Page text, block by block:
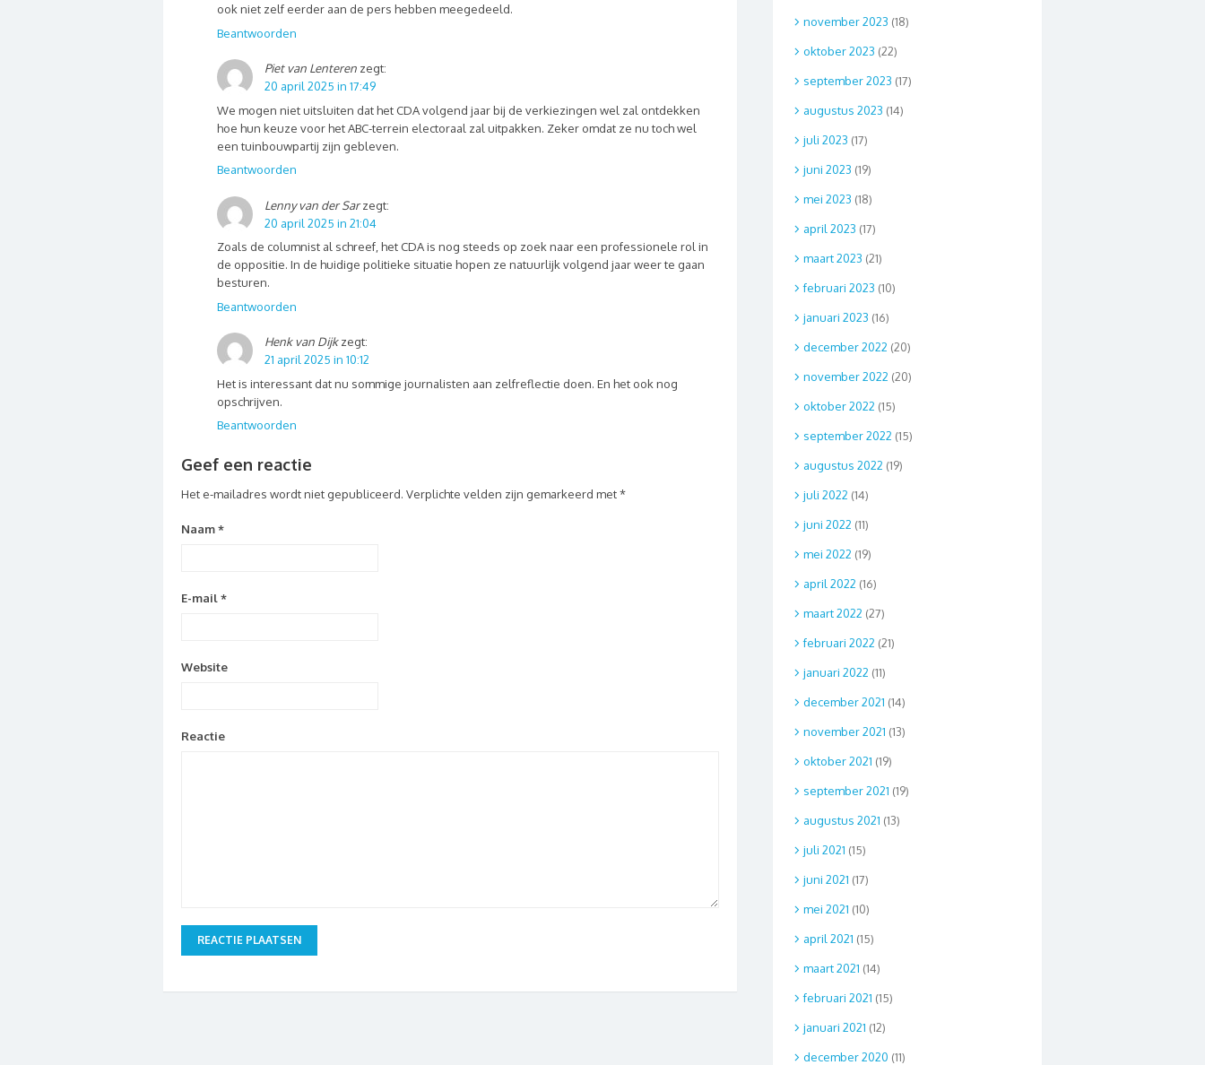
ook niet zelf eerder aan de pers hebben meegedeeld.
Beantwoorden
Piet van Lenteren zegt:
20 april 2025 in 17:49
We mogen niet uitsluiten dat het CDA volgend jaar bij de verkiezingen wel zal ontdekken
hoe hun keuze voor het ABC-terrein electoraal zal uitpakken. Zeker omdat ze nu toch wel
een tuinbouwpartij zijn gebleven.
Beantwoorden
Lenny van der Sar zegt:
20 april 2025 in 21:04
Zoals de columnist al schreef, het CDA is nog steeds op zoek naar een professionele rol in
de oppositie. In de huidige politieke situatie hopen ze natuurlijk volgend jaar weer te gaan
besturen.
Beantwoorden
Henk van Dijk zegt:
21 april 2025 in 10:12
Het is interessant dat nu sommige journalisten aan zelfreflectie doen. En het ook nog
opschrijven.
Beantwoorden
Geef een reactie
Het e-mailadres wordt niet gepubliceerd. Verplichte velden zijn gemarkeerd met*
Naam*
E-mail*
Website
Reactie
november 2023 (18)
oktober 2023 (22)
september 2023 (17)
augustus 2023 (14)
juli 2023 (17)
juni 2023 (19)
mei 2023 (18)
april 2023 (17)
maart 2023 (21)
februari 2023 (10)
januari 2023 (16)
december 2022 (20)
november 2022 (20)
oktober 2022 (15)
september 2022 (15)
augustus 2022 (19)
juli 2022 (14)
juni 2022 (11)
mei 2022 (19)
april 2022 (16)
maart 2022 (27)
februari 2022 (21)
januari 2022 (11)
december 2021 (14)
november 2021 (13)
oktober 2021 (19)
september 2021 (19)
augustus 2021 (13)
juli 2021 (15)
juni 2021 (17)
mei 2021 (10)
april 2021 (15)
maart 2021 (14)
februari 2021 (15)
januari 2021 (12)
december 2020 (11)